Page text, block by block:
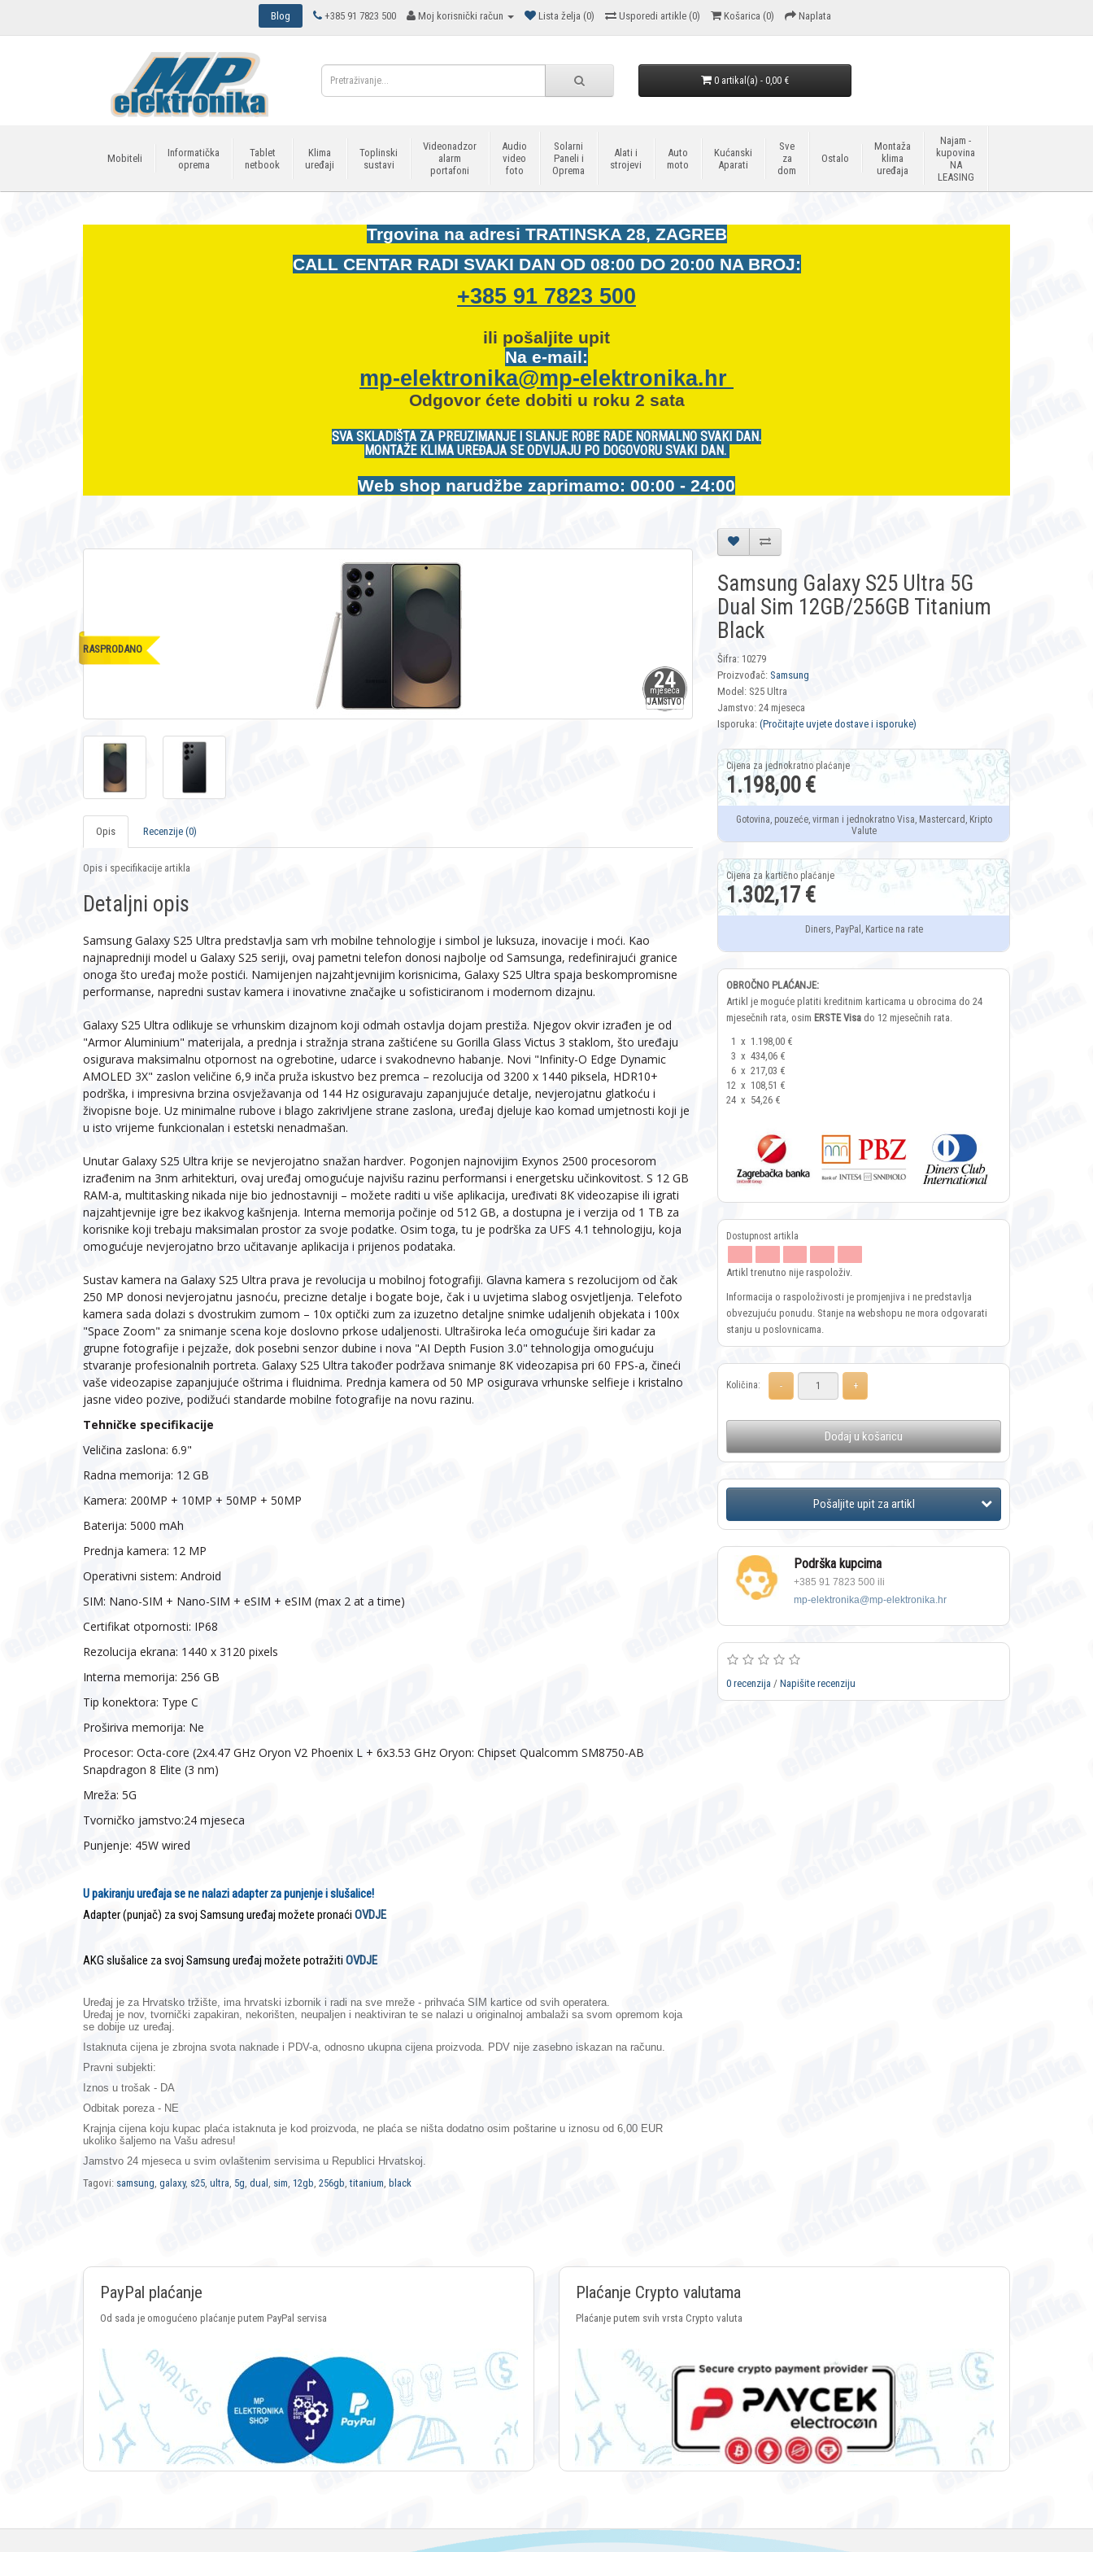
Blog +385 91 7823 500 Moj korisnički račun Lista želja (0) Usporedi artikle (0) Košarica (0) Naplata
0 artikal(a) - 0,00 €
Mobiteli
Informatička
oprema
Tablet
netbook
Klima
uređaji
Toplinski
sustavi
Videonadzor
alarm
portafoni
Audio
video
foto
Solarni
Paneli i
Oprema
Alati i
strojevi
Auto
moto
Kućanski
Aparati
Sve
za
dom
Ostalo
Montaža
klima
uređaja
Najam -
kupovina
NA
LEASING
Trgovina na adresi TRATINSKA 28, ZAGREB
CALL CENTAR RADI SVAKI DAN OD 08:00 DO 20:00 NA BROJ:
+385 91 7823 500
ili pošaljite upit
Na e-mail:
mp-elektronika@mp-elektronika.hr
Odgovor ćete dobiti u roku 2 sata
SVA SKLADIŠTA ZA PREUZIMANJE I SLANJE ROBE RADE NORMALNO SVAKI DAN.
MONTAŽE KLIMA UREĐAJA SE ODVIJAJU PO DOGOVORU SVAKI DAN.
Web shop narudžbe zaprimamo: 00:00 - 24:00
24
mjeseca
JAMSTVO
RASPRODANO
Opis Recenzije (0)
Opis i specifikacije artikla
Detaljni opis
Samsung Galaxy S25 Ultra predstavlja sam vrh mobilne tehnologije i simbol je luksuza, inovacije i moći. Kao
najnapredniji model u Galaxy S25 seriji, ovaj pametni telefon donosi najbolje od Samsunga, redefinirajući granice
onoga što uređaj može postići. Namijenjen najzahtjevnijim korisnicima, Galaxy S25 Ultra spaja beskompromisne
performanse, napredni sustav kamera i inovativne značajke u sofisticiranom i modernom dizajnu.
Galaxy S25 Ultra odlikuje se vrhunskim dizajnom koji odmah ostavlja dojam prestiža. Njegov okvir izrađen je od
"Armor Aluminium" materijala, a prednja i stražnja strana zaštićene su Gorilla Glass Victus 3 staklom, što uređaju
osigurava maksimalnu otpornost na ogrebotine, udarce i svakodnevno habanje. Novi "Infinity-O Edge Dynamic
AMOLED 3X" zaslon veličine 6,9 inča pruža iskustvo bez premca – rezolucija od 3200 x 1440 piksela, HDR10+
podrška, i impresivna brzina osvježavanja od 144 Hz osiguravaju zapanjujuće detalje, nevjerojatnu glatkoću i
živopisne boje. Uz minimalne rubove i blago zakrivljene strane zaslona, uređaj djeluje kao komad umjetnosti koji je
u isto vrijeme funkcionalan i estetski nenadmašan.
Unutar Galaxy S25 Ultra krije se nevjerojatno snažan hardver. Pogonjen najnovijim Exynos 2500 procesorom
izrađenim na 3nm arhitekturi, ovaj uređaj omogućuje najvišu razinu performansi i energetsku učinkovitost. S 12 GB
RAM-a, multitasking nikada nije bio jednostavniji – možete raditi u više aplikacija, uređivati 8K videozapise ili igrati
najzahtjevnije igre bez ikakvog kašnjenja. Interna memorija počinje od 512 GB, a dostupna je i verzija od 1 TB za
korisnike koji trebaju maksimalan prostor za svoje podatke. Osim toga, tu je podrška za UFS 4.1 tehnologiju, koja
omogućuje nevjerojatno brzo učitavanje aplikacija i prijenos podataka.
Sustav kamera na Galaxy S25 Ultra prava je revolucija u mobilnoj fotografiji. Glavna kamera s rezolucijom od čak
250 MP donosi nevjerojatnu jasnoću, precizne detalje i bogate boje, čak i u uvjetima slabog osvjetljenja. Telefoto
kamera sada dolazi s dvostrukim zumom – 10x optički zum za izuzetno detaljne snimke udaljenih objekata i 100x
"Space Zoom" za snimanje scena koje doslovno prkose udaljenosti. Ultraširoka leća omogućuje širi kadar za
grupne fotografije i pejzaže, dok posebni senzor dubine i nova "AI Depth Fusion 3.0" tehnologija omogućuju
stvaranje profesionalnih portreta. Galaxy S25 Ultra također podržava snimanje 8K videozapisa pri 60 FPS-a, čineći
vaše videozapise zapanjujuće oštrima i fluidnima. Prednja kamera od 50 MP osigurava vrhunske selfieje i kristalno
jasne video pozive, podižući standarde mobilne fotografije na novu razinu.
Tehničke specifikacije
Veličina zaslona: 6.9"
Radna memorija: 12 GB
Kamera: 200MP + 10MP + 50MP + 50MP
Baterija: 5000 mAh
Prednja kamera: 12 MP
Operativni sistem: Android
SIM: Nano-SIM + Nano-SIM + eSIM + eSIM (max 2 at a time)
Certifikat otpornosti: IP68
Rezolucija ekrana: 1440 x 3120 pixels
Interna memorija: 256 GB
Tip konektora: Type C
Proširiva memorija: Ne
Procesor: Octa-core (2x4.47 GHz Oryon V2 Phoenix L + 6x3.53 GHz Oryon: Chipset Qualcomm SM8750-AB
Snapdragon 8 Elite (3 nm)
Mreža: 5G
Tvorničko jamstvo:24 mjeseca
Punjenje: 45W wired
U pakiranju uređaja se ne nalazi adapter za punjenje i slušalice!
Adapter (punjač) za svoj Samsung uređaj možete pronaći OVDJE
AKG slušalice za svoj Samsung uređaj možete potražiti OVDJE
Uređaj je za Hrvatsko tržište, ima hrvatski izbornik i radi na sve mreže - prihvaća SIM kartice od svih operatera.
Uređaj je nov, tvornički zapakiran, nekorišten, neupaljen i neaktiviran te se nalazi u originalnoj ambalaži sa svom opremom koja
se dobije uz uređaj.
Istaknuta cijena je zbrojna svota naknade i PDV-a, odnosno ukupna cijena proizvoda. PDV nije zasebno iskazan na računu.
Pravni subjekti:
Iznos u trošak - DA
Odbitak poreza - NE
Krajnja cijena koju kupac plaća istaknuta je kod proizvoda, ne plaća se ništa dodatno osim poštarine u iznosu od 6,00 EUR
ukoliko šaljemo na Vašu adresu!
Jamstvo 24 mjeseca u svim ovlaštenim servisima u Republici Hrvatskoj.
Samsung Galaxy S25 Ultra 5G
Dual Sim 12GB/256GB Titanium
Black
Šifra: 10279
Proizvođač: Samsung
Model: S25 Ultra
Jamstvo: 24 mjeseca
Isporuka: (Pročitajte uvjete dostave i isporuke)
1.198,00 €
Gotovina, pouzeće, virman i jednokratno Visa, Mastercard, Kripto
Valute
1.302,17 €
Diners, PayPal, Kartice na rate
OBROČNO PLAĆANJE:
Artikl je moguće platiti kreditnim karticama u obrocima do 24
mjesečnih rata, osim ERSTE Visa do 12 mjesečnih rata.
1 x 1.198,00 €
3 x 434,06 €
6 x 217,03 €
12 x 108,51 €
24 x 54,26 €
Artikl trenutno nije raspoloživ.
Informacija o raspoloživosti je promjenjiva i ne predstavlja
obvezujuću ponudu. Stanje na webshopu ne mora odgovarati
stanju u poslovnicama.
Količina:
Dodaj u košaricu
Podrška kupcima
+385 91 7823 500 ili
mp-elektronika@mp-elektronika.hr
0 recenzija / Napišite recenziju
Tagovi: samsung, galaxy, s25, ultra, 5g, dual , sim, 12gb, 256gb,titanium, black
PayPal plaćanje
Od sada je omogućeno plaćanje putem PayPal servisa
Plaćanje Crypto valutama
Plaćanje putem svih vrsta Crypto valuta